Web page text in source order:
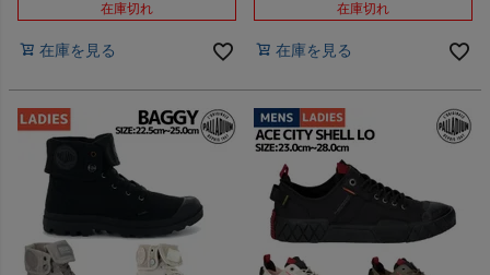
在庫切れ
在庫を見る
在庫切れ
在庫を見る